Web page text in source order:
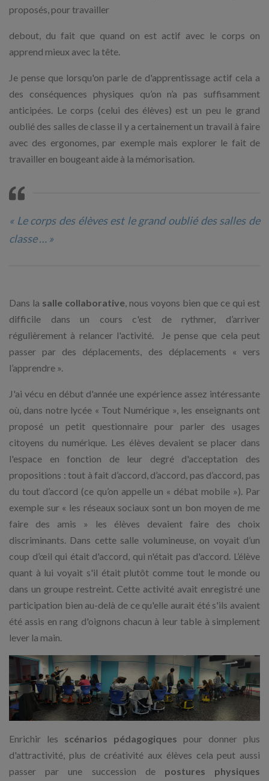
proposés, pour travailler
debout, du fait que quand on est actif avec le corps on
apprend mieux avec la tête.
Je pense que lorsqu'on parle de d'apprentissage actif cela a
des conséquences physiques qu’on n’a pas suffisamment
anticipées. Le corps (celui des élèves) est un peu le grand
oublié des salles de classe il y a certainement un travail à faire
avec des ergonomes, par exemple mais explorer le fait de
travailler en bougeant aide à la mémorisation.
« Le corps des élèves est le grand oublié des salles de
classe … »
Dans la salle collaborative, nous voyons bien que ce qui est
difficile dans un cours c'est de rythmer, d’arriver
régulièrement à relancer l'activité. Je pense que cela peut
passer par des
déplacements, des déplacements « vers
l’apprendre ».
J'ai vécu en début d'année une expérience assez intéressante
où, dans notre lycée « Tout Numérique », les enseignants ont
proposé un petit questionnaire pour parler des usages
citoyens du numérique. Les élèves devaient se placer dans
l'espace en fonction de leur degré d'acceptation des
propositions : tout à fait d’accord, d’accord, pas d’accord, pas
du tout d’accord (ce qu’on appelle un « débat mobile »). Par
exemple sur « les réseaux sociaux sont un bon moyen de me
faire des amis » les élèves devaient faire des choix
discriminants. Dans cette salle volumineuse, on voyait d’un
coup d’œil qui était d'accord, qui n'était pas d'accord. L’élève
quant à lui voyait s'il était plutôt comme tout le monde ou
dans un groupe restreint. Cette activité avait enregistré une
participation bien au-delà de ce qu'elle aurait été s'ils avaient
été assis en rang d'oignons chacun à leur table à simplement
lever la main.
Enrichir les scénarios pédagogiques pour donner plus
d'attractivité, plus de créativité aux élèves cela peut aussi
passer par une succession de postures physiques